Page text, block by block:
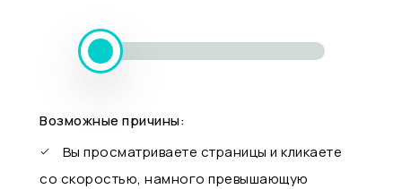
Возможные причины:
Вы просматриваете страницы и кликаете
со скоростью, намного превышающую